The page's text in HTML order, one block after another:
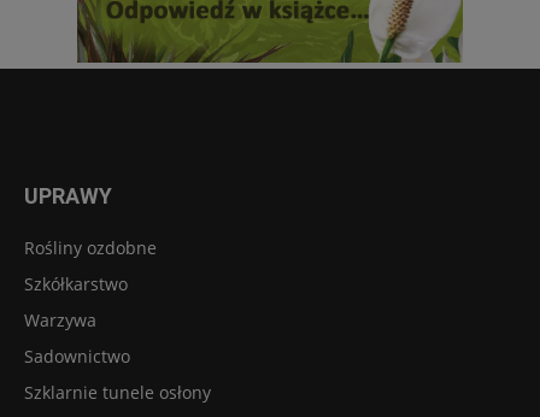
UPRAWY
Rośliny ozdobne
Szkółkarstwo
Warzywa
Sadownictwo
Szklarnie tunele osłony